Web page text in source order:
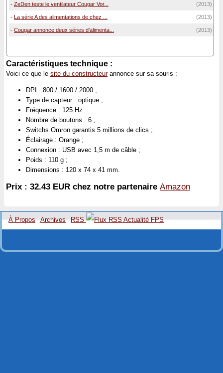
- ZeDen teste le ventilateur Cougar Vor... (2013)
- La série A des alimentations de chez ... (2013)
- Cougar annonce deux séries d’alimenta... (2013)
Caractéristiques technique :
Voici ce que le site du constructeurannonce sur sa souris :
DPI : 800 / 1600 / 2000 ;
Type de capteur : optique ;
Fréquence : 125 Hz
Nombre de boutons : 6 ;
Switchs Omron garantis 5 millions de clics ;
Éclairage : Orange ;
Connexion : USB avec 1,5 m de câble ;
Poids : 110 g ;
Dimensions : 120 x 74 x 41 mm.
Prix : 32.43 EUR chez notre partenaire Amazon
À Propos Archives RSS